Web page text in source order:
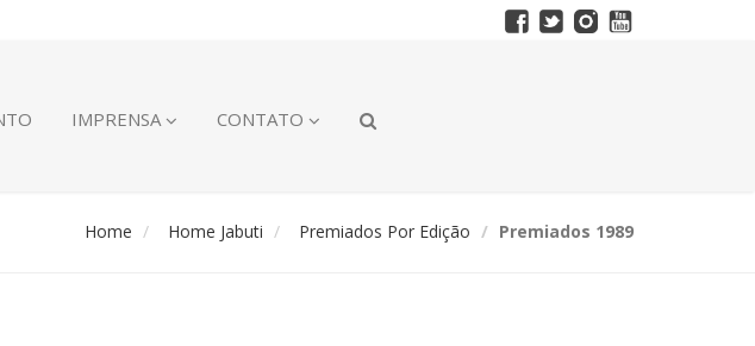
IMPRENSA CONTATO
Home Home Jabuti Premiados Por Edição Premiados 1989